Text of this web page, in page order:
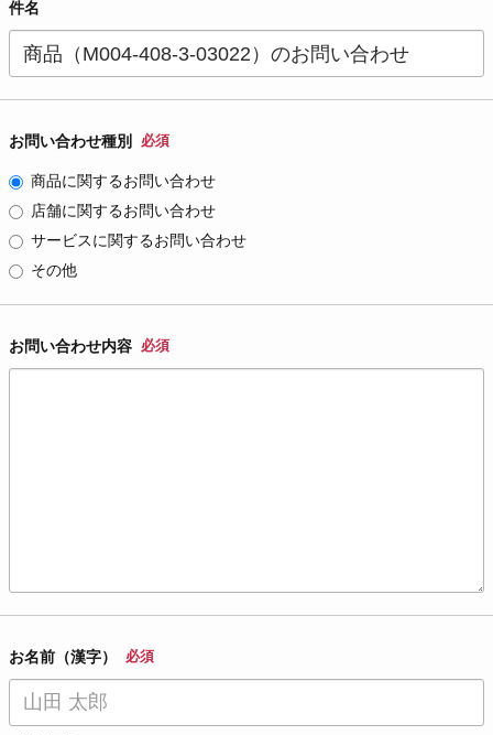
件名
お問い合わせ種別 必須
商品に関するお問い合わせ
店舗に関するお問い合わせ
サービスに関するお問い合わせ
その他
お問い合わせ内容 必須
お名前（漢字） 必須